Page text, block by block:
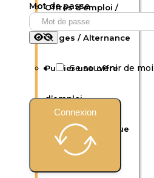
Offres d’emploi /
Stages / Alternance
Publier une offre
d’emploi
Formation continue
Mot de passe
Se souvenir de moi
Connexion